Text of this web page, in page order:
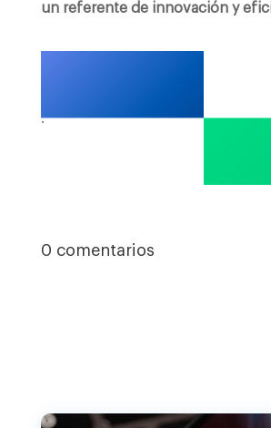
un referente de innovación y
.
0 comentarios